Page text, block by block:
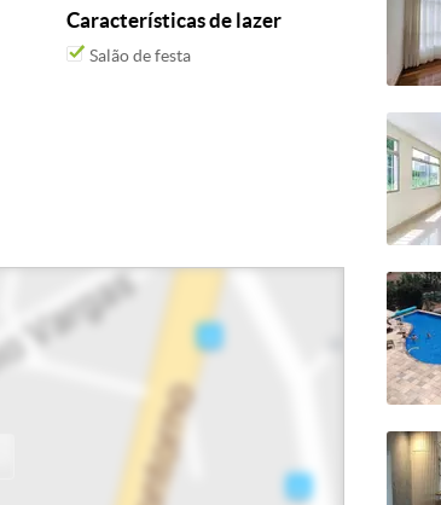
Características de lazer
Salão de festa